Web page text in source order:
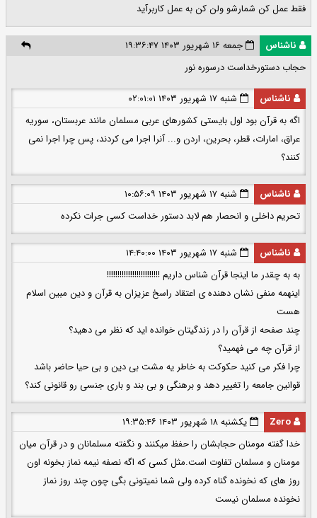
فقط عمل کن شمارشو ولن کن به عمل کاربرآید
ناشناس
جمعه ۱۶ شهریور ۱۴۰۳ ۱۹:۳۶:۴۷
حجاب دستورخداست درسورہ نور
ناشناس
شنبه ۱۷ شهریور ۱۴۰۳ ۰۲:۰۱:۰۱
اگه به قرآن بود اول بایستی کشورهای عربی مسلمان مانند عربستان، سوریه
عراق، امارات، قطر، بحرین، اردن و... آنرا اجرا می کردند، پس چرا اجرا نمی
کنند؟
ناشناس
شنبه ۱۷ شهریور ۱۴۰۳ ۱۰:۵۶:۰۹
تحریم داخلی و انحصار هم لابد دستور خداست کسی جرات نکرده
ناشناس
شنبه ۱۷ شهریور ۱۴۰۳ ۱۴:۴۰:۰۰
به به چقدر ما اینجا قرآن شناس داریم !!!!!!!!!!!!!!!!!!!!!!!!!
اینهمه منفی نشان دهنده ی اعتقاد راسخ عزیزان به قرآن و دین مبین اسلام
هست
چند صفحه از قرآن را در زندگیتان خوانده اید که نظر می دهید؟
از قرآن چه می فهمید؟
چرا فکر می کنید حکوکت به خاطر یه مشت بی دین و بی حیا حاضر باشد
قوانین جامعه را تغییر دهد و برهنگی و بی بند و باری جنسی رو قانونی کند؟
یکشنبه ۱۸ شهریور ۱۴۰۳ ۱۹:۳۵:۴۶
خدا گفته مومنان حجابشان را حفظ میکنند و نگفته مسلمانان و در قرآن میان
مومنان و مسلمان تفاوت است.مثل کسی که اگه نصفه نیمه نماز بخونه اون
روز های که نخونده گناه کرده ولی شما نمیتونی بگی چون چند روز نماز
نخونده مسلمان نیست